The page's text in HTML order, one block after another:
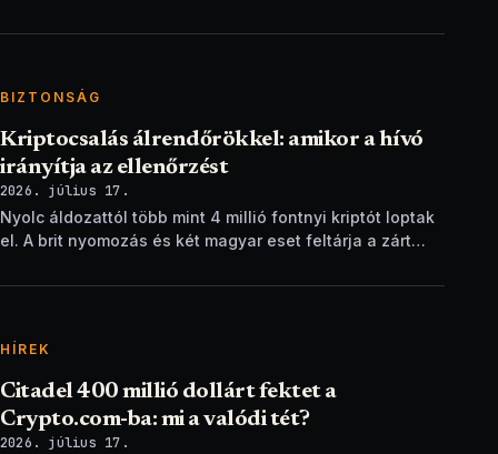
BIZTONSÁG
Kriptocsalás álrendőrökkel: amikor a hívó
irányítja az ellenőrzést
2026. július 17.
Nyolc áldozattól több mint 4 millió fontnyi kriptót loptak
el. A brit nyomozás és két magyar eset feltárja a zárt
HÍREK
Citadel 400 millió dollárt fektet a
Crypto.com-ba: mi a valódi tét?
2026. július 17.